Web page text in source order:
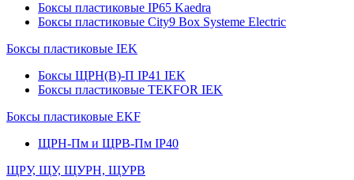
Боксы пластиковые IP65 Kaedra
Боксы пластиковые City9 Box Systeme Electric
Боксы пластиковые IEK
Боксы ЩРН(В)-П IP41 IEK
Боксы пластиковые TEKFOR IEK
Боксы пластиковые EKF
ЩРН-Пм и ЩРВ-Пм IP40
ЩРУ, ЩУ, ЩУРН, ЩУРВ